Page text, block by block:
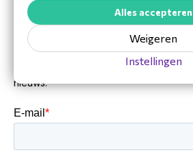
Met één van onze experts
Schrijf je in voor de
nieuwsbrief
Blijf op de hoogte van ons laatste
nieuws.
Instellingen
Weigeren
Alles accepteren